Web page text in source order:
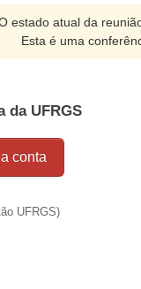
estado atual da
Esta é uma
da UFRGS
conta
UFRGS)